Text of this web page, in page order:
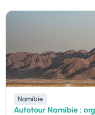
Namibie
Autotour Namibie :